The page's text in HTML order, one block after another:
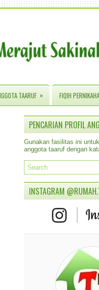
TAARUF » FIQIH
PENCARIAN PROFIL
Gunakan fasilitas ini
anggota taaruf dengan
INSTAGRAM